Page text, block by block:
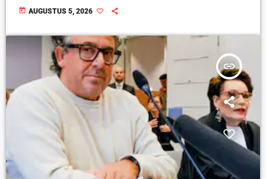
today AUGUSTUS 5, 2026
insert_link